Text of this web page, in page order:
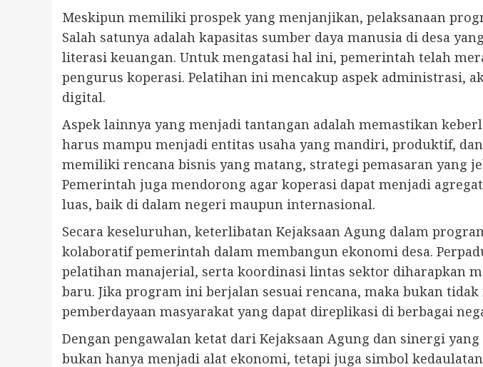
Meskipun memiliki prospek yang menjanjikan, pelaksanaan
Salah satunya adalah kapasitas sumber daya manusia di desa
literasi keuangan. Untuk mengatasi hal ini, pemerintah telah
pengurus koperasi. Pelatihan ini mencakup aspek administrasi,
digital.
Aspek lainnya yang menjadi tantangan adalah memastikan
harus mampu menjadi entitas usaha yang mandiri, produktif,
memiliki rencana bisnis yang matang, strategi pemasaran yang
Pemerintah juga mendorong agar koperasi dapat menjadi
luas, baik di dalam negeri maupun internasional.
Secara keseluruhan, keterlibatan Kejaksaan Agung dalam
kolaboratif pemerintah dalam membangun ekonomi desa.
pelatihan manajerial, serta koordinasi lintas sektor diharapkan
baru. Jika program ini berjalan sesuai rencana, maka bukan
pemberdayaan masyarakat yang dapat direplikasi di berbagai
Dengan pengawalan ketat dari Kejaksaan Agung dan sinergi
bukan hanya menjadi alat ekonomi, tetapi juga simbol